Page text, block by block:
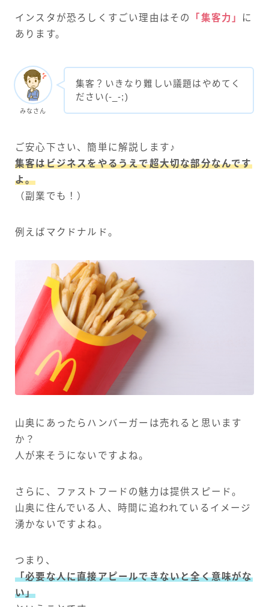
インスタが恐ろしくすごい理由はその 「集客力」 に
あります。
みなさん
集客？いきなり難しい議題はやめてく
ださい(-_-;)
ご安心下さい、簡単に解説します♪
集客はビジネスをやるうえで超大切な部分なんです
よ。
（副業でも！）
例えばマクドナルド。
山奥にあったらハンバーガーは売れると思います
か？
人が来そうにないですよね。
さらに、ファストフードの魅力は提供スピード。
山奥に住んでいる人、時間に追われているイメージ
湧かないですよね。
つまり、
「必要な人に直接アピールできないと全く意味がな
い」